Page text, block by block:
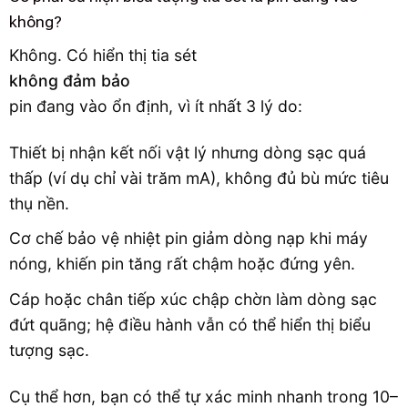
không?
Không. Có hiển thị tia sét
không đảm bảo
pin đang vào ổn định, vì ít nhất 3 lý do:
Thiết bị nhận kết nối vật lý nhưng dòng sạc quá
thấp (ví dụ chỉ vài trăm mA), không đủ bù mức tiêu
thụ nền.
Cơ chế bảo vệ nhiệt pin giảm dòng nạp khi máy
nóng, khiến pin tăng rất chậm hoặc đứng yên.
Cáp hoặc chân tiếp xúc chập chờn làm dòng sạc
đứt quãng; hệ điều hành vẫn có thể hiển thị biểu
tượng sạc.
Cụ thể hơn, bạn có thể tự xác minh nhanh trong 10–